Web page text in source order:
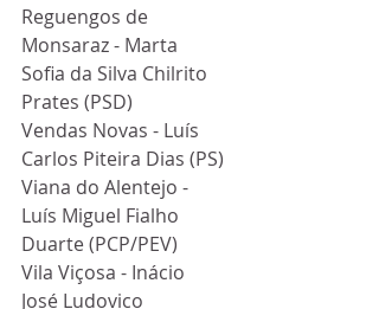
Reguengos de
Monsaraz - Marta
Sofia da Silva Chilrito
Prates (PSD)
Vendas Novas - Luís
Carlos Piteira Dias (PS)
Viana do Alentejo -
Luís Miguel Fialho
Duarte (PCP/PEV)
Vila Viçosa - Inácio
José Ludovico